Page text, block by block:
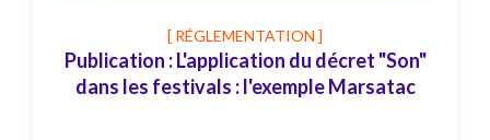
[ RÉGLEMENTATION ]
Publication : L'application du décret "Son"
dans les festivals : l'exemple Marsatac